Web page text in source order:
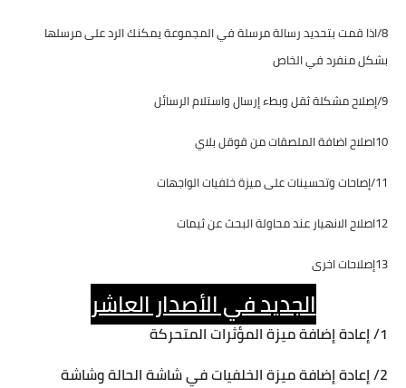
8/اذا قمت بتحديد رسالة مرسلة في المجموعة يمكنك الرد على مرسلها
بشكل منفرد في الخاص
9/إصلاح مشكلة ثقل وبطء إرسال واستلام الرسائل
10اصلاح اضافة الملصقات من قوقل بلاي
11/إصاحات وتحسينات على ميزة خلفيات الواجهات
12اصلاح الانهيار عند محاولة البحث عن ثيمات
13إصلاحات اخرى
الجديد في الأصدار العاشر
1/ إعادة إضافة ميزة المؤثرات المتحركة
2/ إعادة إضافة ميزة الخلفيات في شاشة الحالة وشاشة